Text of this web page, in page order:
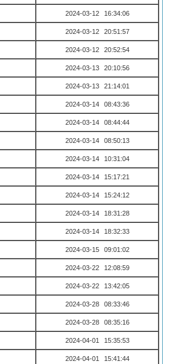
2024-03-12 16:34:06
2024-03-12 20:51:57
2024-03-12 20:52:54
2024-03-13 20:10:56
2024-03-13 21:14:01
2024-03-14 08:43:36
2024-03-14 08:44:44
2024-03-14 08:50:13
2024-03-14 10:31:04
2024-03-14 15:17:21
2024-03-14 15:24:12
2024-03-14 18:31:28
2024-03-14 18:32:33
2024-03-15 09:01:02
2024-03-22 12:08:59
2024-03-22 13:42:05
2024-03-28 08:33:46
2024-03-28 08:35:16
2024-04-01 15:35:53
2024-04-01 15:41:44